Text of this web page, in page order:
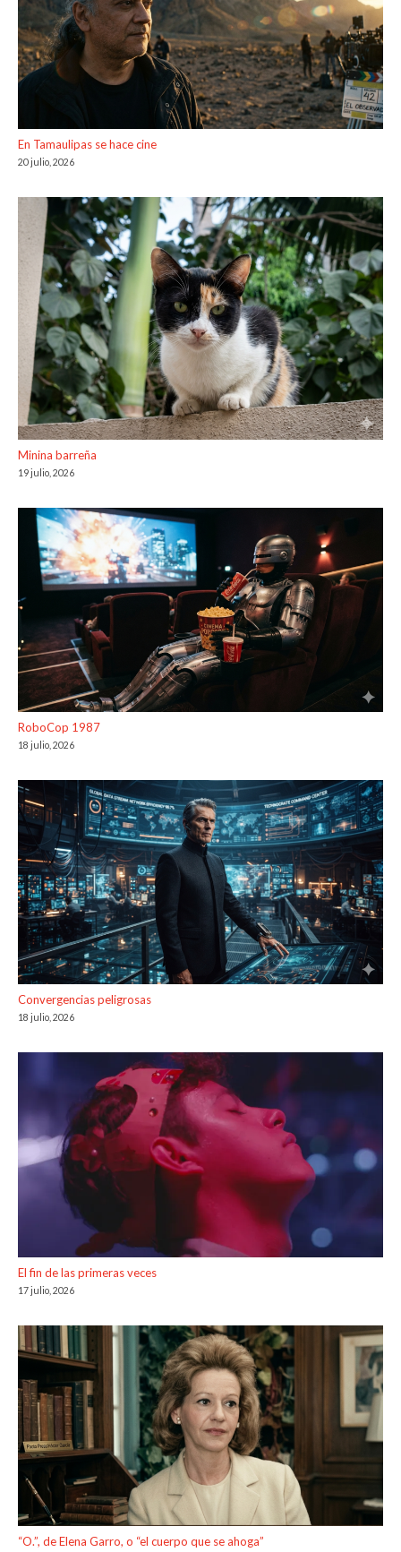
En Tamaulipas se hace cine
20 julio, 2026
Minina barreña
19 julio, 2026
RoboCop 1987
18 julio, 2026
Convergencias peligrosas
18 julio, 2026
El fin de las primeras veces
17 julio, 2026
“O.”, de Elena Garro, o “el cuerpo que se ahoga”